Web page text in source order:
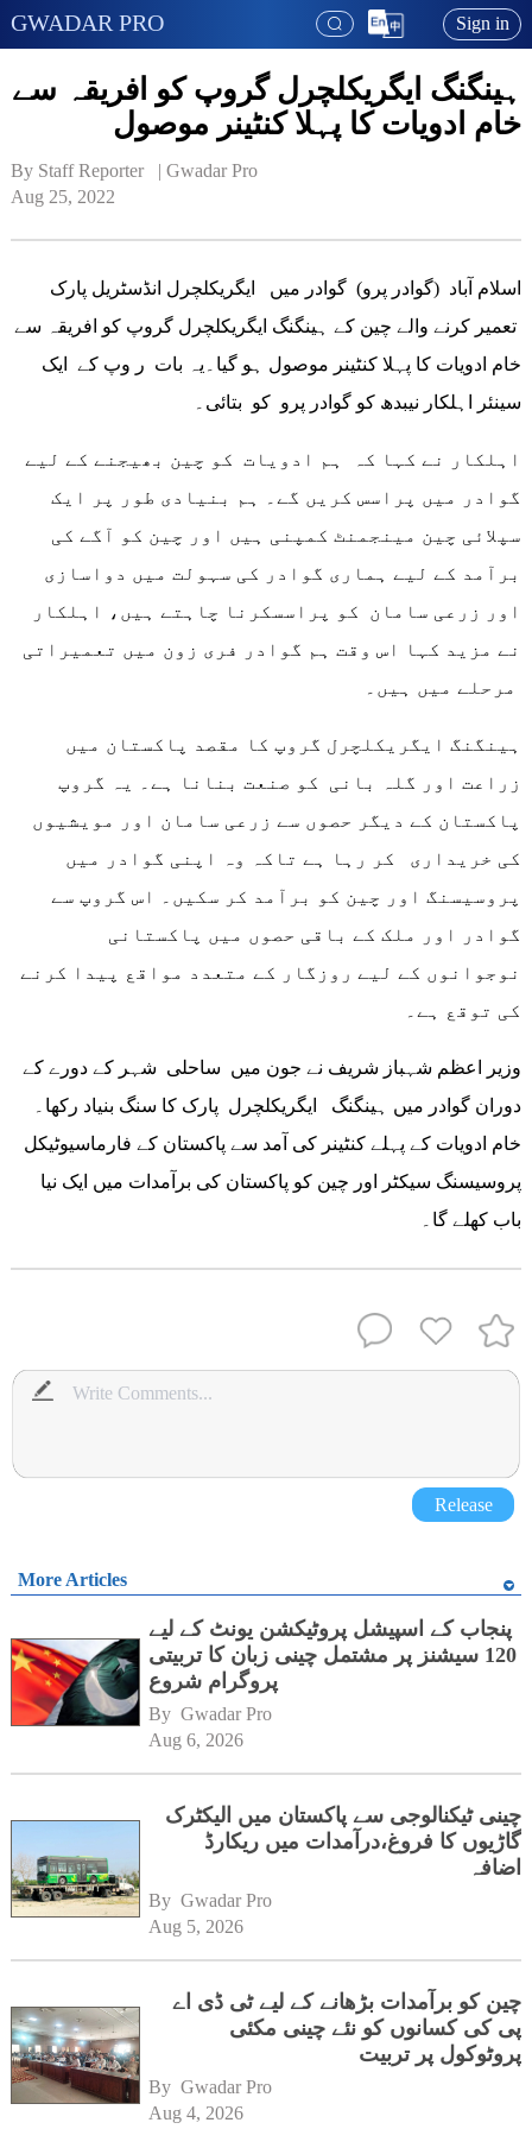
GWADAR PRO Sign in
ہینگنگ ایگریکلچرل گروپ کو افریقہ سے
خام ادویات کا پہلا کنٹینر موصول
By Staff Reporter   | Gwadar Pro
Aug 25, 2022
اسلام آباد (گوادر پرو) گوادر میں ایگریکلچرل انڈسٹریل پارک
تعمیر کرنے والے چین کے ہینگنگ ایگریکلچرل گروپ کو افریقہ سے
خام ادویات کا پہلا کنٹینر موصول ہو گیا۔یہ بات ر وپ کے ایک
سینئر اہلکار نیبدھ کو گوادر پرو کو بتائی۔
اہلکار نے کہا کہ ہم ادویات کو چین بھیجنے کے لیے
گوادر میں پراسس کریں گے۔ ہم بنیادی طور پر ایک
سپلائی چین مینجمنٹ کمپنی ہیں اور چین کو آگے کی
برآمد کے لیے ہماری گوادر کی سہولت میں دواسازی
اور زرعی سامان کو پراسسکرنا چاہتے ہیں، اہلکار
نے مزید کہا اس وقت ہم گوادر فری زون میں تعمیراتی
ہینگنگ ایگریکلچرل گروپ کا مقصد پاکستان میں
زراعت اور گلہ بانی کو صنعت بنانا ہے۔ یہ گروپ
پاکستان کے دیگر حصوں سے زرعی سامان اور مویشیوں
کی خریداری کر رہا ہے تاکہ وہ اپنی گوادر میں
پروسیسنگ اور چین کو برآمد کر سکیں۔ اس گروپ سے
گوادر اور ملک کے باقی حصوں میں پاکستانی
نوجوانوں کے لیے روزگار کے متعدد مواقع پیدا کرنے
کی توقع ہے۔
وزیر اعظم شہباز شریف نے جون میں ساحلی شہر کے دورے کے
دوران گوادر میں ہینگنگ ایگریکلچرل پارک کا سنگ بنیاد رکھا۔
خام ادویات کے پہلے کنٹینر کی آمد سے پاکستان کے فارماسیوٹیکل
پروسیسنگ سیکٹر اور چین کو پاکستان کی برآمدات میں ایک نیا
باب کھلے گا۔
Release
More Articles
پنجاب کے اسپیشل پروٹیکشن یونٹ کے لیے
120 سیشنز پر مشتمل چینی زبان کا تربیتی
پروگرام شروع
By Gwadar Pro
Aug 6, 2026
چینی ٹیکنالوجی سے پاکستان میں الیکٹرک
گاڑیوں کا فروغ،درآمدات میں ریکارڈ
اضافہ
By Gwadar Pro
Aug 5, 2026
چین کو برآمدات بڑھانے کے لیے ٹی ڈی اے
پی کی کسانوں کو نئے چینی مکئی
پروٹوکول پر تربیت
By Gwadar Pro
Aug 4, 2026